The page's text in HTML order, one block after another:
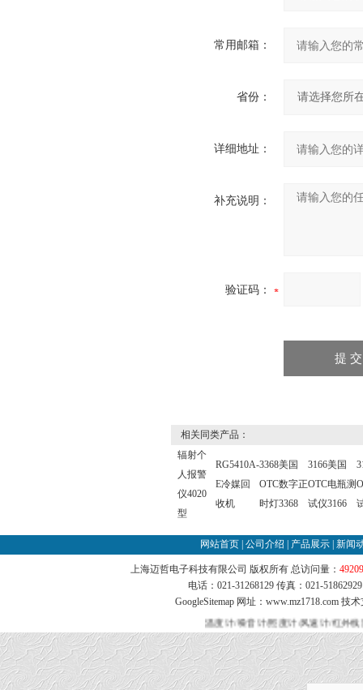
常用邮箱：
省份：
详细地址：
补充说明：
验证码：
相关同类产品：
辐射个
人报警
仪4020
型
RG5410A-
E冷媒回
收机
3368美国
OTC数字正
时灯3368
3166美国
OTC电瓶测
试仪3166
网站首页 公司介绍 产品展示 新闻
上海迈哲电子科技有限公司 版权所有 总访问量：
电话：021-31268129 传真：021-
GoogleSitemap网址：www.mz1718.com 技
温度计/噪音计/照度计/风速计/红外